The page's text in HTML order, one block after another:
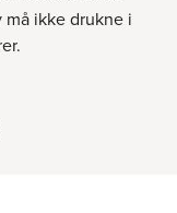
ikke drukne i